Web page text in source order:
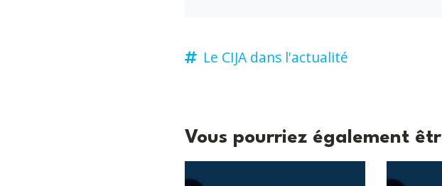
Le CIJA dans l'actualité
Vous pourriez également